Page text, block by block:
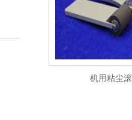
机用粘尘